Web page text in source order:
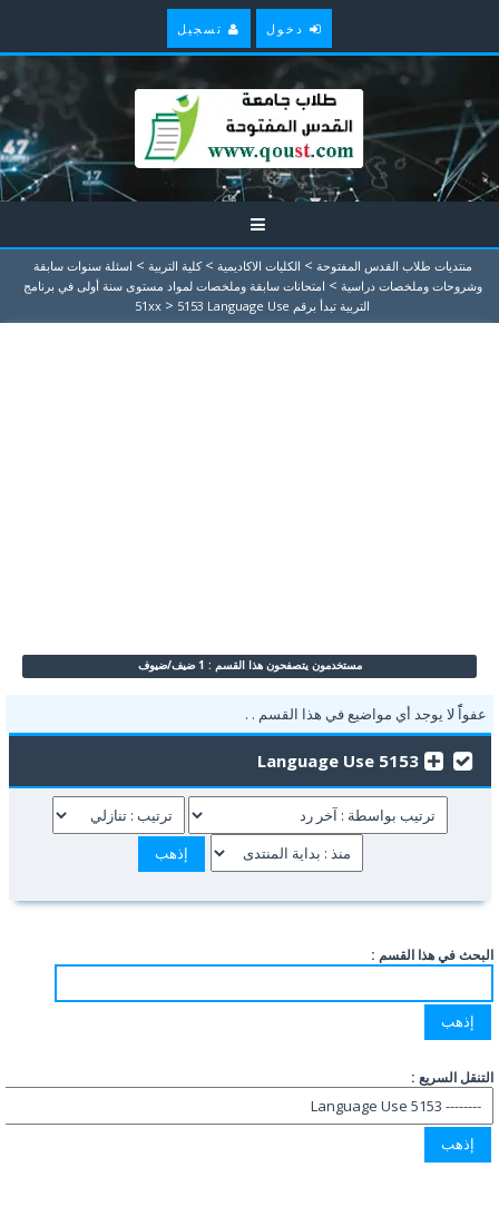
دخول تسجيل
منتديات طلاب القدس المفتوحة > الكليات الاكاديمية > كلية التربية > اسئلة سنوات سابقة
وشروحات وملخصات دراسية > امتحانات سابقة وملخصات لمواد مستوى سنة أولى في برنامج
التربية تبدأ برقم 51xx
> 5153 Language Use
مستخدمون يتصفحون هذا القسم : 1 ضيف/ضيوف
عفواًً لا يوجد أي مواضيع في هذا القسم . .
5153 Language Use
البحث في هذا القسم :
التنقل السريع :